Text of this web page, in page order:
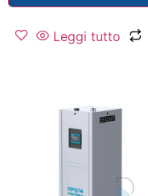
Leggi tutto